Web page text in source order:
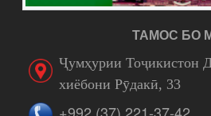
ТАМОС БО
Ҷумҳурии Тоҷикистон
хиёбони Рӯдакӣ, 33